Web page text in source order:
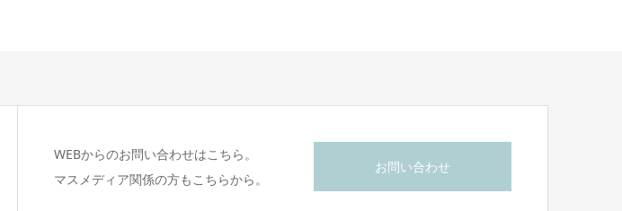
WEBからのお問い合わせはこちら。
マスメディア関係の方もこちらから。
お問い合わせ